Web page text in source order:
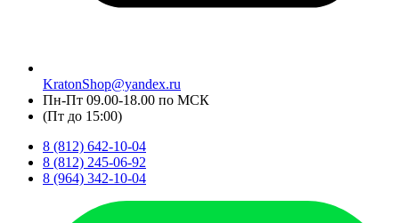
KratonShop@yandex.ru
Пн-Пт 09.00-18.00 по МСК
(Пт до 15:00)
8 (812) 642-10-04
8 (812) 245-06-92
8 (964) 342-10-04